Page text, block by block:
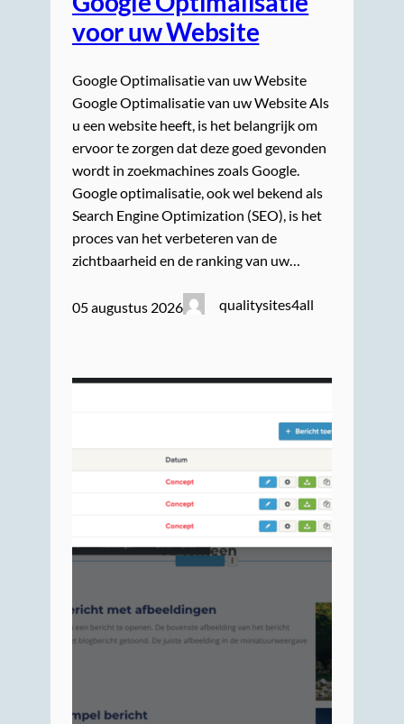
voor uw Website
Google Optimalisatie van uw Website
Google Optimalisatie van uw Website Als
u een website heeft, is het belangrijk om
ervoor te zorgen dat deze goed gevonden
wordt in zoekmachines zoals Google.
Google optimalisatie, ook wel bekend als
Search Engine Optimization (SEO), is het
proces van het verbeteren van de
zichtbaarheid en de ranking van uw…
05 augustus 2026 qualitysites4all